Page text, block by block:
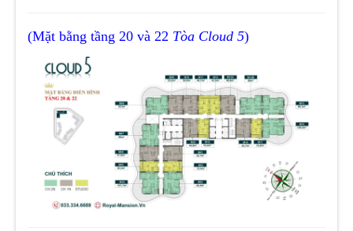
(Mặt bằng tầng 20 và 22 Tòa Cloud 5)